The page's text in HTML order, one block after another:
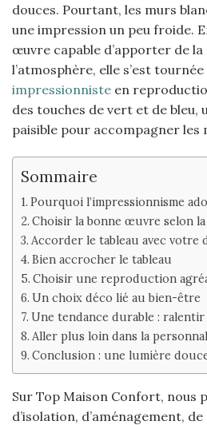
douces. Pourtant, les murs
une impression un peu froide.
œuvre capable d’apporter de
l’atmosphère, elle s’est
impressionniste en
des touches de vert et de bleu,
paisible pour accompagner les
Sommaire
Pourquoi l’impressionnisme
Choisir la bonne œuvre selon
Accorder le tableau avec votre
Bien accrocher le tableau
Choisir une reproduction
Un choix déco lié au bien-être
Une tendance durable :
Aller plus loin dans la
Conclusion : une lumière
Sur Top Maison Confort, nous
d’isolation, d’aménagement,